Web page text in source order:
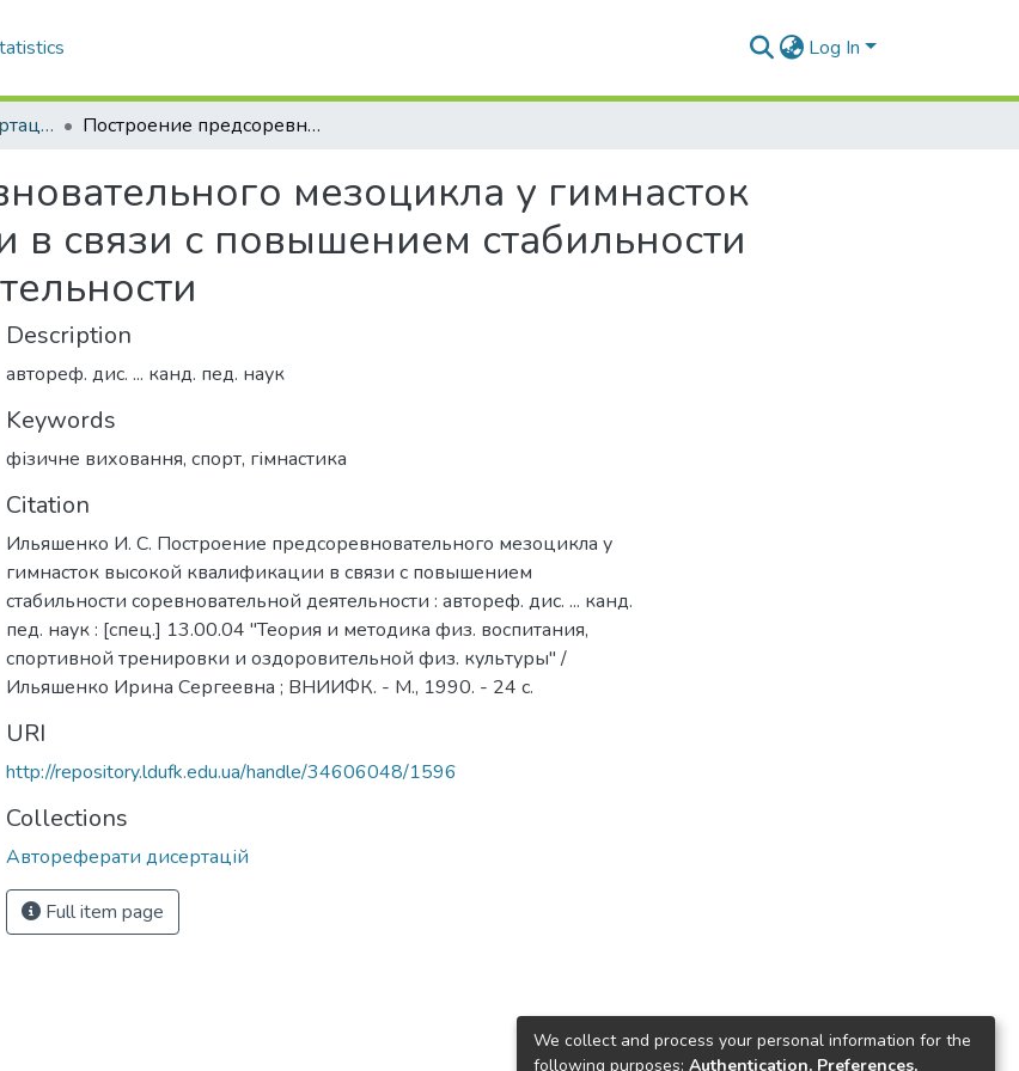
Log In
Автореферати дисертацій Построение предсоревновательного мезоцикла у гимнасток высокой квалификации в связи с повышением стабильности соревновательной деятельности
мезоцикла у гимнасток
связи с повышением стабильности
Description
автореф. дис. ... канд. пед. наук
Keywords
фізичне виховання, спорт, гімнастика
Citation
Ильяшенко И. С. Построение предсоревновательного мезоцикла у
гимнасток высокой квалификации в связи с повышением
стабильности соревновательной деятельности : автореф. дис. ... канд.
пед. наук : [спец.] 13.00.04 "Теория и методика физ. воспитания,
спортивной тренировки и оздоровительной физ. культуры" /
Ильяшенко Ирина Сергеевна ; ВНИИФК. - М., 1990. - 24 с.
URI
http://repository.ldufk.edu.ua/handle/34606048/1596
Collections
Автореферати дисертацій
Full item page
We collect and process your personal information for the
following purposes: Authentication, Preferences,